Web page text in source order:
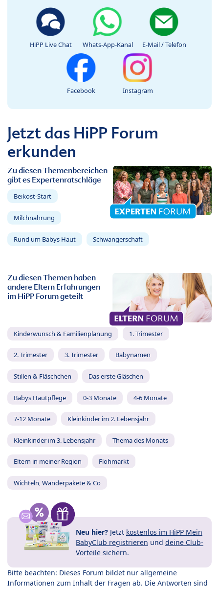
HiPP Live Chat Whats-App-Kanal E-Mail / Telefon
Facebook Instagram
Jetzt das HiPP Forum
erkunden
Zu diesen Themenbereichen
gibt es Expertenratschläge
Beikost-Start
Milchnahrung
Rund um Babys Haut Schwangerschaft
Zu diesen Themen haben
andere Eltern Erfahrungen
im HiPP Forum geteilt
Kinderwunsch & Familienplanung 1. Trimester
2. Trimester 3. Trimester Babynamen
Stillen & Fläschchen Das erste Gläschen
Babys Hautpflege 0-3 Monate 4-6 Monate
7-12 Monate Kleinkinder im 2. Lebensjahr
Kleinkinder im 3. Lebensjahr Thema des Monats
Eltern in meiner Region Flohmarkt
Wichteln, Wanderpakete & Co
Neu hier? Jetzt kostenlos im HiPP Mein
BabyClub registrieren und deine Club-
Vorteile sichern.
Bitte beachten: Dieses Forum bildet nur allgemeine
Informationen zum Inhalt der Fragen ab. Die Antworten sind